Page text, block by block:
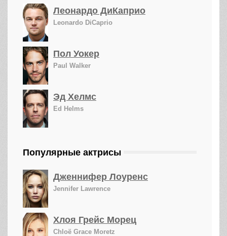
Леонардо ДиКаприо
Leonardo DiCaprio
Пол Уокер
Paul Walker
Эд Хелмс
Ed Helms
Популярные актрисы
Дженнифер Лоуренс
Jennifer Lawrence
Хлоя Грейс Морец
Chloë Grace Moretz